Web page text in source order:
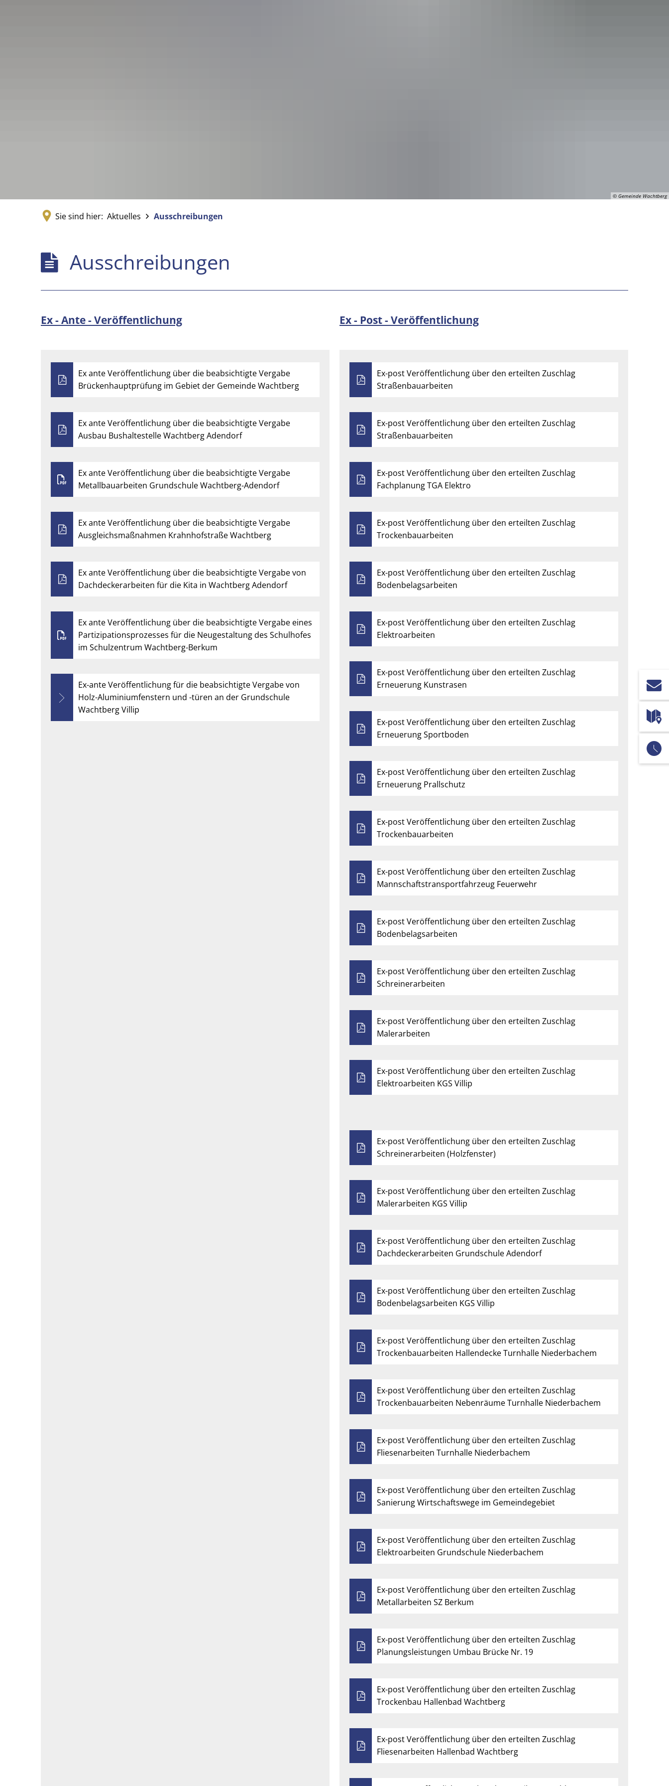
© Gemeinde Wachtberg
Sie sind hier: Aktuelles Ausschreibungen
Ausschreibungen
Ausschreibungen
Ex - Ante - Veröffentlichung Ex - Post - Veröffentlichung
Ex ante Veröffentlichung über die beabsichtigte Vergabe
Brückenhauptprüfung im Gebiet der Gemeinde Wachtberg
Ex ante Veröffentlichung über die beabsichtigte Vergabe
Ausbau Bushaltestelle Wachtberg Adendorf
Ex ante Veröffentlichung über die beabsichtigte Vergabe
Metallbauarbeiten Grundschule Wachtberg-Adendorf
Ex ante Veröffentlichung über die beabsichtigte Vergabe
Ausgleichsmaßnahmen Krahnhofstraße Wachtberg
Ex ante Veröffentlichung über die beabsichtigte Vergabe von
Dachdeckerarbeiten für die Kita in Wachtberg Adendorf
Ex ante Veröffentlichung über die beabsichtigte Vergabe eines
Partizipationsprozesses für die Neugestaltung des Schulhofes
im Schulzentrum Wachtberg-Berkum
Ex-ante Veröffentlichung für die beabsichtigte Vergabe von
Holz-Aluminiumfenstern und -türen an der Grundschule
Wachtberg Villip
Ex-post Veröffentlichung über den erteilten Zuschlag
Straßenbauarbeiten
Ex-post Veröffentlichung über den erteilten Zuschlag
Straßenbauarbeiten
Ex-post Veröffentlichung über den erteilten Zuschlag
Fachplanung TGA Elektro
Ex-post Veröffentlichung über den erteilten Zuschlag
Trockenbauarbeiten
Ex-post Veröffentlichung über den erteilten Zuschlag
Bodenbelagsarbeiten
Ex-post Veröffentlichung über den erteilten Zuschlag
Elektroarbeiten
Ex-post Veröffentlichung über den erteilten Zuschlag
Erneuerung Kunstrasen
Ex-post Veröffentlichung über den erteilten Zuschlag
Erneuerung Sportboden
Ex-post Veröffentlichung über den erteilten Zuschlag
Erneuerung Prallschutz
Ex-post Veröffentlichung über den erteilten Zuschlag
Trockenbauarbeiten
Ex-post Veröffentlichung über den erteilten Zuschlag
Mannschaftstransportfahrzeug Feuerwehr
Ex-post Veröffentlichung über den erteilten Zuschlag
Bodenbelagsarbeiten
Ex-post Veröffentlichung über den erteilten Zuschlag
Schreinerarbeiten
Ex-post Veröffentlichung über den erteilten Zuschlag
Malerarbeiten
Ex-post Veröffentlichung über den erteilten Zuschlag
Elektroarbeiten KGS Villip
Ex-post Veröffentlichung über den erteilten Zuschlag
Schreinerarbeiten (Holzfenster)
Ex-post Veröffentlichung über den erteilten Zuschlag
Malerarbeiten KGS Villip
Ex-post Veröffentlichung über den erteilten Zuschlag
Dachdeckerarbeiten Grundschule Adendorf
Ex-post Veröffentlichung über den erteilten Zuschlag
Bodenbelagsarbeiten KGS Villip
Ex-post Veröffentlichung über den erteilten Zuschlag
Trockenbauarbeiten Hallendecke Turnhalle Niederbachem
Ex-post Veröffentlichung über den erteilten Zuschlag
Trockenbauarbeiten Nebenräume Turnhalle Niederbachem
Ex-post Veröffentlichung über den erteilten Zuschlag
Fliesenarbeiten Turnhalle Niederbachem
Ex-post Veröffentlichung über den erteilten Zuschlag
Sanierung Wirtschaftswege im Gemeindegebiet
Ex-post Veröffentlichung über den erteilten Zuschlag
Elektroarbeiten Grundschule Niederbachem
Ex-post Veröffentlichung über den erteilten Zuschlag
Metallarbeiten SZ Berkum
Ex-post Veröffentlichung über den erteilten Zuschlag
Planungsleistungen Umbau Brücke Nr. 19
Ex-post Veröffentlichung über den erteilten Zuschlag
Trockenbau Hallenbad Wachtberg
Ex-post Veröffentlichung über den erteilten Zuschlag
Fliesenarbeiten Hallenbad Wachtberg